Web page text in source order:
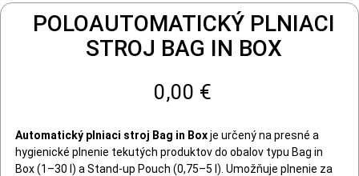
POLOAUTOMATICKÝ PLNIACI
STROJ BAG IN BOX
0,00 €
Automatický plniaci stroj Bag in Boxje určený na presné a
hygienické plnenie tekutých produktov do obalov typu Bag in
Box (1–30 l) a Stand-up Pouch (0,75–5 l). Umožňuje plnenie za